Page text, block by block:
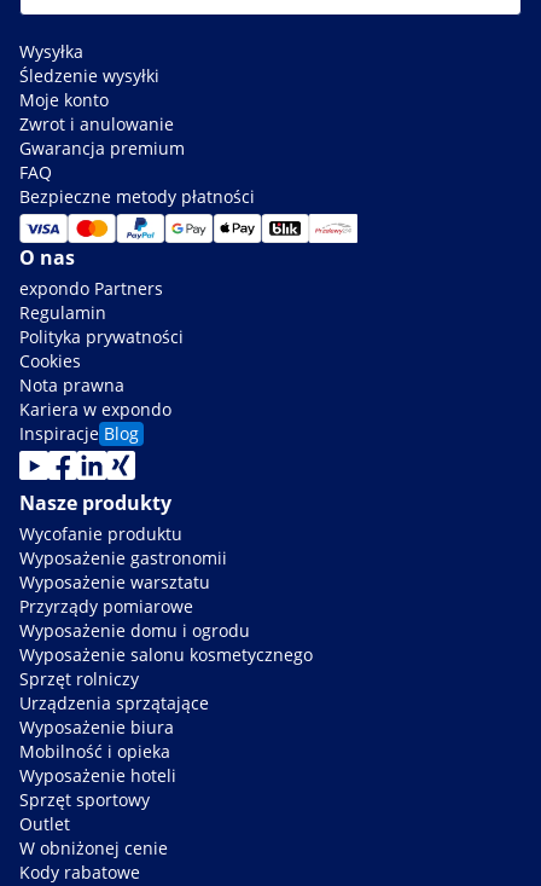
Wysyłka
Śledzenie wysyłki
Moje konto
Zwrot i anulowanie
Gwarancja premium
FAQ
Bezpieczne metody płatności
O nas
expondo Partners
Regulamin
Polityka prywatności
Cookies
Nota prawna
Kariera w expondo
Inspiracje Blog
Nasze produkty
Wycofanie produktu
Wyposażenie gastronomii
Wyposażenie warsztatu
Przyrządy pomiarowe
Wyposażenie domu i ogrodu
Wyposażenie salonu kosmetycznego
Sprzęt rolniczy
Urządzenia sprzątające
Wyposażenie biura
Mobilność i opieka
Wyposażenie hoteli
Sprzęt sportowy
Outlet
W obniżonej cenie
Kody rabatowe